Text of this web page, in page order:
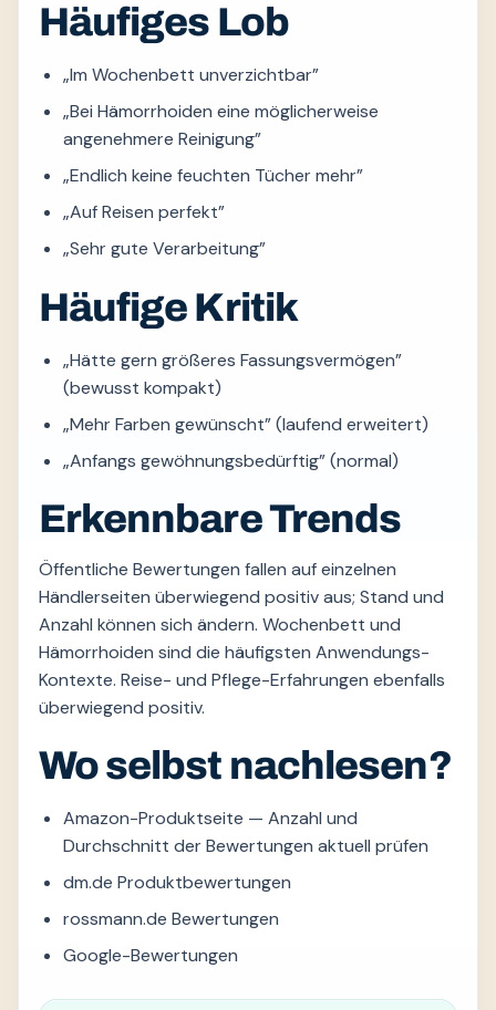
Häufiges Lob
„Im Wochenbett unverzichtbar”
„Bei Hämorrhoiden eine möglicherweise
angenehmere Reinigung”
„Endlich keine feuchten Tücher mehr”
„Auf Reisen perfekt”
„Sehr gute Verarbeitung”
Häufige Kritik
„Hätte gern größeres Fassungsvermögen”
(bewusst kompakt)
„Mehr Farben gewünscht” (laufend erweitert)
„Anfangs gewöhnungsbedürftig” (normal)
Erkennbare Trends
Öffentliche Bewertungen fallen auf einzelnen
Händlerseiten überwiegend positiv aus; Stand und
Anzahl können sich ändern. Wochenbett und
Hämorrhoiden sind die häufigsten Anwendungs-
Kontexte. Reise- und Pflege-Erfahrungen ebenfalls
überwiegend positiv.
Wo selbst nachlesen?
Amazon-Produktseite — Anzahl und
Durchschnitt der Bewertungen aktuell prüfen
dm.de Produktbewertungen
rossmann.de Bewertungen
Google-Bewertungen